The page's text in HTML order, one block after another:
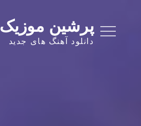
content
پرشین موزیک
دانلود آهنگ های جدید